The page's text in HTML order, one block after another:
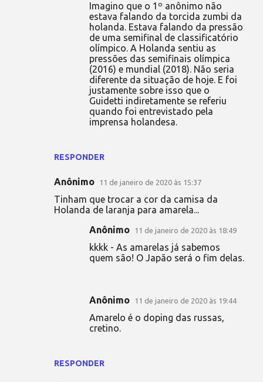
RESPONDER
Imagino que o 1º anônimo não
estava falando da torcida zumbi da
holanda. Estava falando da pressão
de uma semifinal de classificatório
olímpico. A Holanda sentiu as
pressões das semifinais olímpica
(2016) e mundial (2018). Não seria
diferente da situação de hoje. E foi
justamente sobre isso que o
Guidetti indiretamente se referiu
quando foi entrevistado pela
imprensa holandesa.
Anônimo 11 de janeiro de 2020 às 15:37
Tinham que trocar a cor da camisa da
Holanda de laranja para amarela...
RESPONDER
Anônimo 11 de janeiro de 2020 às 18:49
kkkk - As amarelas já sabemos
quem são! O Japão será o fim delas.
Anônimo 11 de janeiro de 2020 às 19:44
Amarelo é o doping das russas,
cretino.